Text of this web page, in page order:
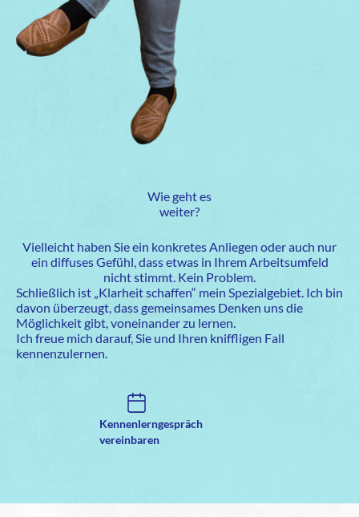
Wie geht es
weiter?
Vielleicht haben Sie ein konkretes Anliegen oder auch nur
ein diffuses Gefühl, dass etwas in Ihrem Arbeitsumfeld
nicht stimmt. Kein Problem.
Schließlich ist „Klarheit schaffen“ mein Spezialgebiet. Ich bin
davon überzeugt, dass gemeinsames Denken uns die
Möglichkeit gibt, voneinander zu lernen.
Ich freue mich darauf, Sie und Ihren kniffligen Fall
kennenzulernen.
Kennenlerngespräch
vereinbaren